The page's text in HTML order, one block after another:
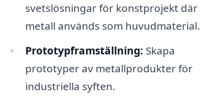
svetslösningar för konstprojekt där
metall används som huvudmaterial.
Prototypframställning: Skapa
prototyper av metallprodukter för
industriella syften.